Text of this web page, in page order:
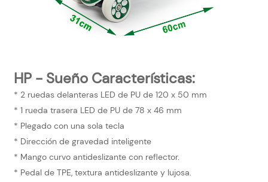
HP - Sueño Características:
* 2 ruedas delanteras LED de PU de 120 x 50 mm
* 1 rueda trasera LED de PU de 78 x 46 mm
* Plegado con una sola tecla
* Dirección de gravedad inteligente
* Mango curvo antideslizante con reflector.
* Pedal de TPE, textura antideslizante y lujosa.